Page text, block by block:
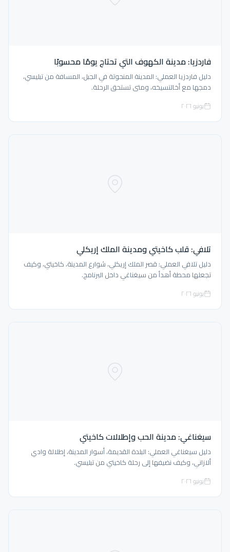
فاردزيا: مدينة الكهوف التي تحتاج يومًا محسوبًا
دليل فاردزيا العملي: المدينة المنحوتة في الجبل، المسافة من تبليسي،
دمجها مع أخالتسيخه، ومتى تستحق الرحلة.
يونيو ٢٠٢٦
تلافي: قلب كاخيتي ومدينة الملك إريكلي
دليل تلافي العملي: قصر الملك إريكلي، شوارع المدينة، كاخيتي، وكيف
تجعلها محطة أهدأ من سيغناغي داخل البرنامج.
يونيو ٢٠٢٦
سيغناغي: مدينة الحب وإطلالات كاخيتي
دليل سيغناغي العملي: البلدة القديمة، أسوار المدينة، إطلالة وادي
ألازاني، وكيف نضيفها إلى رحلة كاخيتي من تبليسي.
يونيو ٢٠٢٦